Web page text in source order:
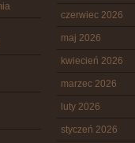
czerwiec 2026
maj 2026
kwiecień 2026
marzec 2026
luty 2026
styczeń 2026